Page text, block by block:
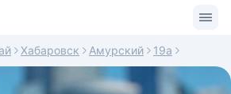
Хабаровск Амурский 19а